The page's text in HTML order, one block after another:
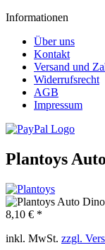
Informationen
Über uns
Kontakt
Versand und
Widerrufsrecht
AGB
Impressum
Plantoys
8,10 € *
inkl. MwSt. zzgl.